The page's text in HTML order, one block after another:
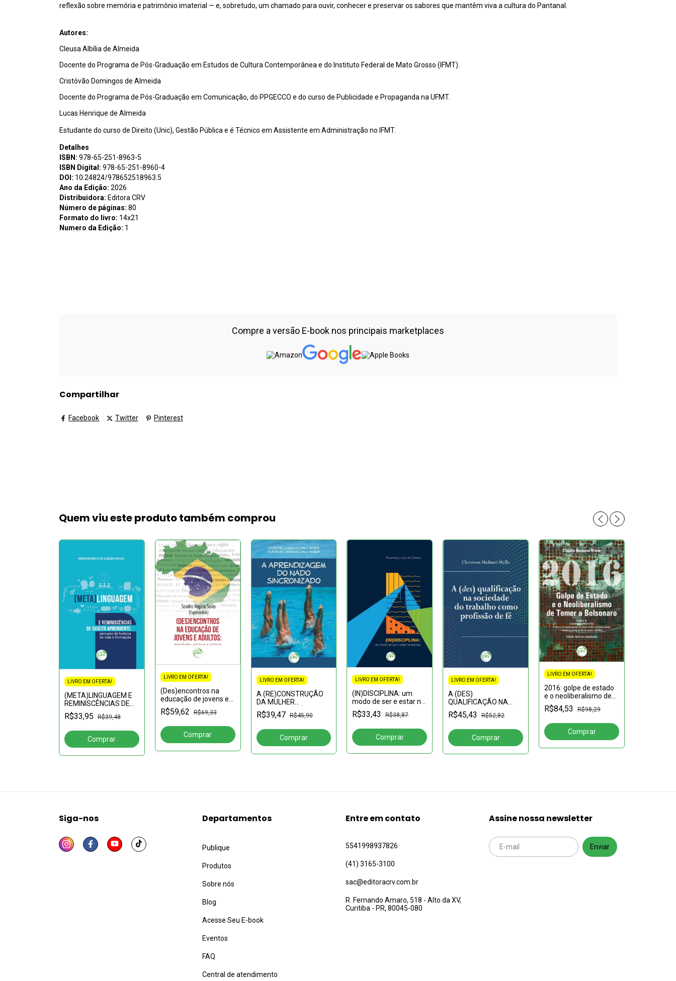
reflexão sobre memória e patrimônio imaterial — e, sobretudo, um chamado para ouvir, conhecer e preservar os sabores que mantêm viva a cultura do Pantanal.
Autores:
Cleusa Albília de Almeida
Docente do Programa de Pós-Graduação em Estudos de Cultura Contemporânea e do Instituto Federal de Mato Grosso (IFMT).
Cristóvão Domingos de Almeida
Docente do Programa de Pós-Graduação em Comunicação, do PPGECCO e do curso de Publicidade e Propaganda na UFMT.
Lucas Henrique de Almeida
Estudante do curso de Direito (Unic), Gestão Pública e é Técnico em Assistente em Administração no IFMT.
Detalhes
ISBN: 978-65-251-8963-5
ISBN Digital: 978-65-251-8960-4
DOI: 10.24824/978652518963.5
Ano da Edição: 2026
Distribuidora: Editora CRV
Número de páginas: 80
Formato do livro: 14x21
Numero da Edição: 1
Compre a versão E-book nos principais marketplaces
Compartilhar
Facebook Twitter Pinterest
Quem viu este produto também comprou
LIVRO EM OFERTA!
(META)LINGUAGEM E
REMINISCÊNCIAS DE
SUJEITO
APRENDENTE:percurso
formação
R$33,95 R$39,48
LIVRO EM OFERTA!
(Des)encontros na
educação de jovens e
adultos: identidades,
políticas e práticas
R$59,62 R$69,33
LIVRO EM OFERTA!
A (RE)CONSTRUÇÃO
DA MULHER
CONTEMPORÂNEA:Um
novo pensar sobre a
na sociedade
R$39,47 R$45,90
LIVRO EM OFERTA!
(IN)DISCIPLINA: um
modo de ser e estar na
escola
R$33,43 R$38,87
LIVRO EM OFERTA!
A (DES)
QUALIFICAÇÃO NA
SOCIEDADE DO
TRABALHO COMO
R$45,43 R$52,82
LIVRO EM OFERTA!
2016: golpe de estado
e o neoliberalismo de
Temer a Bolsonaro 2ª
edição revista e
R$84,53 R$98,29
Siga-nos Departamentos
Publique
Produtos
Sobre nós
Blog
Acesse Seu E-book
Eventos
FAQ
Central de atendimento
Entre em contato
5541998937826
(41) 3165-3100
sac@editoracrv.com.br
R. Fernando Amaro, 518 - Alto da XV,
Curitiba - PR, 80045-080
Assine nossa newsletter